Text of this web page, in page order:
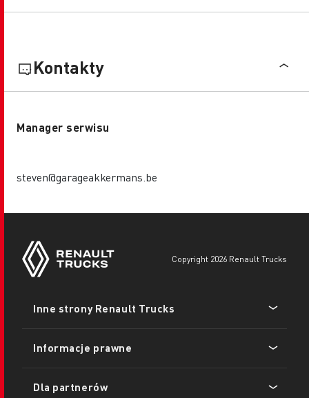
Kontakty
Manager serwisu
steven@garageakkermans.be
copyright 2026 Renault Trucks
menu
Inne strony Renault Trucks
Informacje prawne
Dla partnerów